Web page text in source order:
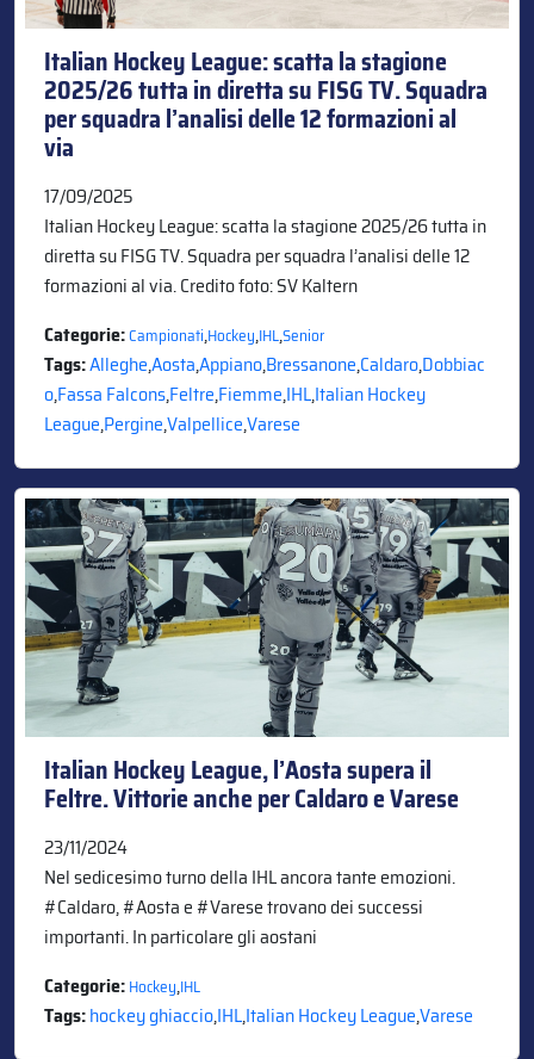
Italian Hockey League: scatta la stagione
2025/26 tutta in diretta su FISG TV. Squadra
per squadra l’analisi delle 12 formazioni al
via
17/09/2025
Italian Hockey League: scatta la stagione 2025/26 tutta in
diretta su FISG TV. Squadra per squadra l’analisi delle 12
formazioni al via. Credito foto: SV Kaltern
Categorie:Campionati,Hockey,IHL,Senior
Tags:Alleghe,Aosta,Appiano,Bressanone,Caldaro,Dobbiac
o,Fassa Falcons,Feltre,Fiemme,IHL,Italian Hockey
League,Pergine,Valpellice,Varese
Italian Hockey League, l’Aosta supera il
Feltre. Vittorie anche per Caldaro e Varese
23/11/2024
Nel sedicesimo turno della IHL ancora tante emozioni.
#Caldaro, #Aosta e #Varese trovano dei successi
importanti. In particolare gli aostani
Categorie:Hockey,IHL
Tags:hockey ghiaccio,IHL,Italian Hockey League,Varese